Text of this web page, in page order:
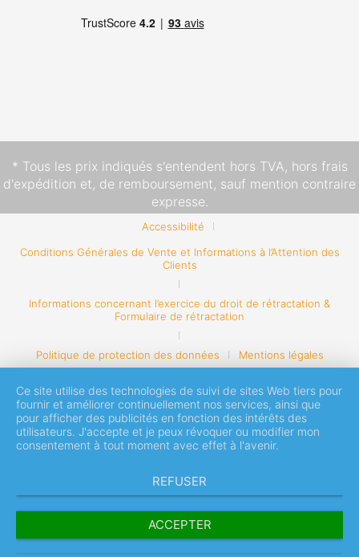
* Tous les prix indiqués s'entendent hors TVA, hors frais
d'expédition et, de remboursement, sauf mention contraire
expresse.
Accessibilité
Conditions Générales de Vente et Informations à l’Attention des
Clients
Informations concernant l’exercice du droit de rétractation &
Formulaire de rétractation
Politique de protection des données Mentions légales
Ce site utilise des technologies de suivi de sites Web tiers pour
fournir et améliorer continuellement nos services, ainsi que
pour afficher des publicités en fonction des intérêts des
utilisateurs. J'accepte et je peux révoquer ou modifier mon
consentement à tout moment avec effet à l'avenir.
REFUSER
ACCEPTER